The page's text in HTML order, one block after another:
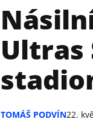
Ultras
TOMÁŠ PODVÍN22.